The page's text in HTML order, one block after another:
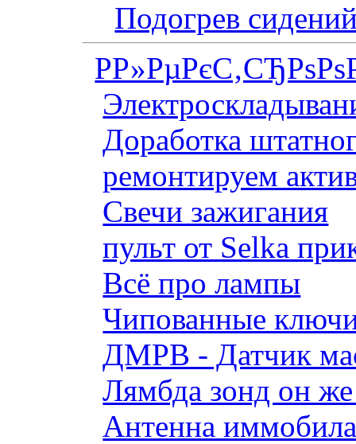
Подогрев
Доработка
ремонтируем
Свечи зажигания
пульт от Selka
Всё про лампы
Чипованные
ДМРВ - Датчик
Лямбда зонд он
Антенна